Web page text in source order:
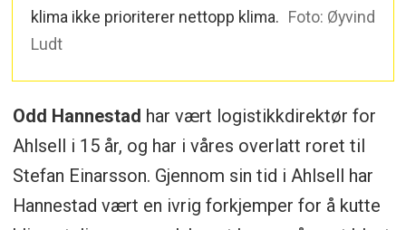
klima ikke prioriterer nettopp klima. Foto: Øyvind
Ludt
Odd Hannestad har vært logistikkdirektør for
Ahlsell i 15 år, og har i våres overlatt roret til
Stefan Einarsson. Gjennom sin tid i Ahlsell har
Hannestad vært en ivrig forkjemper for å kutte